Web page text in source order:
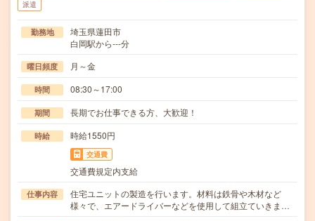
派遣
勤務地
埼玉県蓮田市
白岡駅から---分
曜日頻度 月～金
時間 08:30～17:00
期間 長期でお仕事できる方、大歓迎！
時給 時給1550円
交通費
交通費規定内支給
仕事内容
住宅ユニットの製造を行います。材料は鉄骨や木材など
様々で、エアードライバーなどを使用して組立ていきま…